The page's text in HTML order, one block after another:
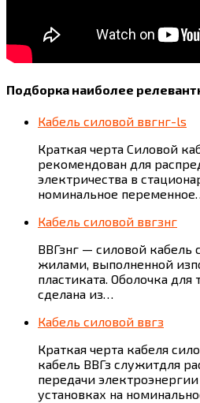
Подборка наиболее
Кабель силовой ввгнг-ls
Краткая черта Силовой
рекомендован для
электричества в
номинальное
Кабель силовой ввгзнг
ВВГзнг — силовой
жилами, выполненной
пластиката. Оболочка для
сделана из…
Кабель силовой ввгз
Краткая черта кабеля
кабель ВВГз служитдля
передачи
установках на